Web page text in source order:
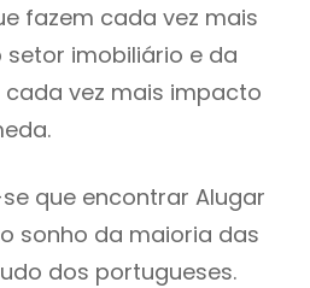
fazem cada vez mais
imobiliário e da
vez mais impacto
que encontrar Alugar
sonho da maioria das
dos portugueses.